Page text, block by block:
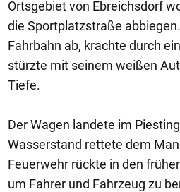
Ortsgebiet von Ebreichsdorf
die Sportplatzstraße
Fahrbahn ab, krachte durch
stürzte mit seinem weißen
Tiefe.
Der Wagen landete im
Wasserstand rettete dem
Feuerwehr rückte in den
um Fahrer und Fahrzeug zu